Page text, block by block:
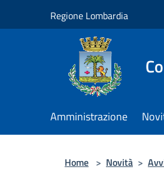
Regione Lombardia
Amministrazione
Home > Novità >